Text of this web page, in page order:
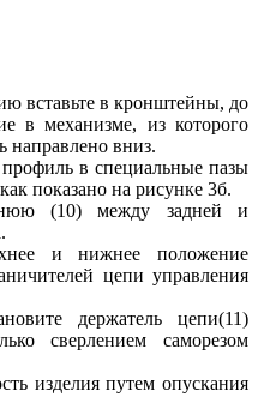
вставьте в кронштейны, до
в механизме, из которого
направлено вниз.
в специальные пазы
показано на рисунке 3б.
(10) между задней и
и нижнее положение
цепи управления
держатель цепи(11)
сверлением саморезом
изделия путем опускания